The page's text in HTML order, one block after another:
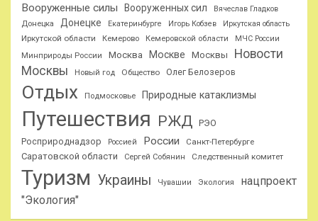
Вооруженные силы Вооруженных сил
Вячеслав Гладков
Донецка
Донецке Екатеринбурге Игорь Кобзев Иркутская область
Иркутской области Кемерово Кемеровской области
МЧС России
Минприроды России
Москва Москве Москвы
Новости
Москвы
Новый год Общество Олег Белозеров
Отдых Подмосковье Природные катаклизмы
Путешествия РЖД РЭО
Росприроднадзор
Россией России Санкт-Петербурге
Саратовской области Сергей Собянин Следственный комитет
Туризм Украины Чувашии Экология
нацпроект
"Экология"